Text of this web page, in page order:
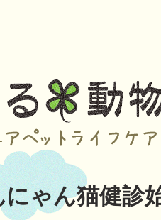
ゃん猫健診